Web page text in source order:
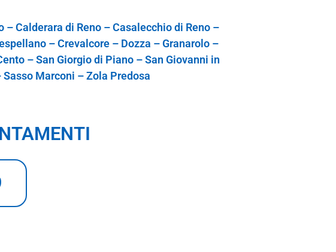
Calderara di Reno – Casalecchio di Reno –
– Crevalcore – Dozza – Granarolo –
– San Giorgio di Piano – San Giovanni in
Marconi – Zola Predosa